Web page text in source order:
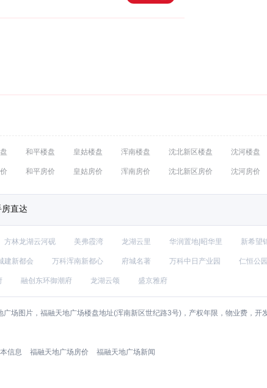
和平楼盘 皇姑楼盘 浑南楼盘 沈北新区楼盘 沈河楼盘
和平房价 皇姑房价 浑南房价 沈北新区房价 沈河房价
房直达
方林龙湖云河砚 美弗霞湾 龙湖云里 华润置地|昭华里 新希望
建新都会 万科浑南新都心 府城名著 万科中日产业园 仁恒公
融创东环御潮府 龙湖云颂 盛京雅府
场图片，福融天地广场楼盘地址(浑南新区世纪路3号)，产权年限，物业费，开
信息 福融天地广场房价 福融天地广场新闻